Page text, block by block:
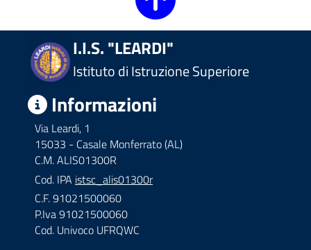
I.I.S. "LEARDI"
Istituto di Istruzione Superiore
Informazioni
Via Leardi, 1
15033 - Casale Monferrato (AL)
C.M. ALIS01300R
Cod. IPA istsc_alis01300r
C.F. 91021500060
P.Iva 91021500060
Cod. Univoco UFRQWC